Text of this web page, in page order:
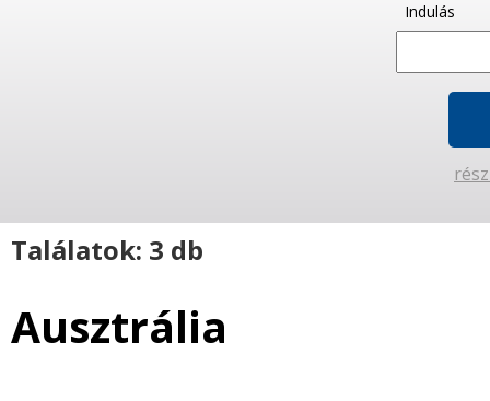
Indulás
Találatok: 3 db
Ausztrália